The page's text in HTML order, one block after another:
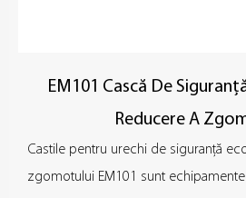
EM101 Cască De
Reducere A
Castile pentru urechi de siguranță
zgomotului EM101 sunt